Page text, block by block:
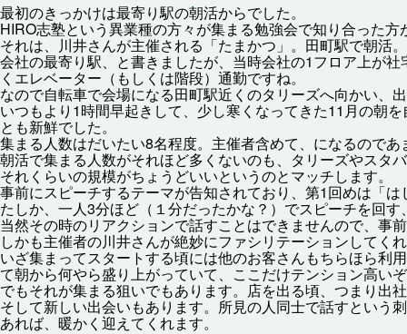
最初のきっかけは最寄り駅の朝活からでした。
HIRO志塾という異業種の方々が集まる勉強会で知り合った方
それは、 川井さんが主催される「たまかつ」。 田町駅で朝活
会社の最寄り駅 、と書きましたが、 当時会社の1フロア 上が社
くエレベーター（もしくは階段） 通勤ですね。
なので自転車で会場になる田町駅近 くのタリーズへ向かい、
いつもより1時間早起きして、 少し寒くなってきた11 月の朝を
とも新鮮でした。
集まる 人数はだいたい8名程度。 主催者含めて、になるのであ
朝活で集まる 人数がそれほど多 くないのも、タリーズやスタ
それくらいの規模がちょうどいいというのとマッチします。
事前にスピーチするテーマが告知されており、 第1回めは「は
たしか、 一人3分ほど（１ 分だったかな？）でスピーチを回す
当然その時のリアクションで話すことはできませんので、 事前
しかも主催者の川井さんが絶妙にファシリテーションしてく
いざ集まってスタートする頃には他のお客さんもちらほら利用
て朝から何やら盛り 上がっていて、ここだけテンション高い
でもそれが集まる狙いでもあります。 店を出る頃 、つまり 出社
そして新しい出会いもあります。 所見の人 同士で話すという
あれば、 暖かく 迎 えてくれます。